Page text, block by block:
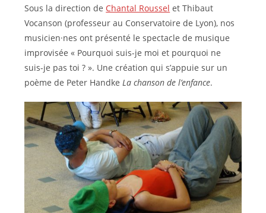
Sous la direction de Chantal Roussel et Thibaut
Vocanson (professeur au Conservatoire de Lyon), nos
musicien·nes ont présenté le spectacle de musique
improvisée « Pourquoi suis-je moi et pourquoi ne
suis-je pas toi ? ». Une création qui s’appuie sur un
poème de Peter HandkeLa chanson de l’enfance.